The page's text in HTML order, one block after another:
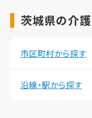
茨城県の介
市区町村から探す
沿線・駅から探す